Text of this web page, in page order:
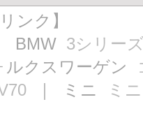
ンク】
BMW 3シリー
クスワーゲン
｜ ミニ ミニ